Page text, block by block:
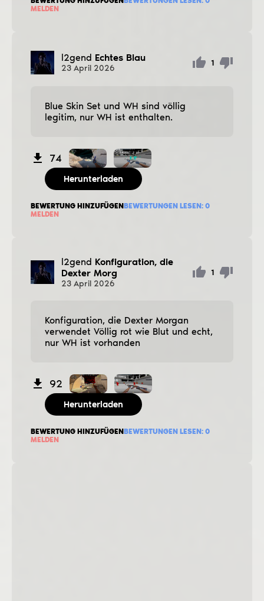
MELDEN
l2gend Echtes Blau
23 April 2026
1
Blue Skin Set und WH sind völlig
legitim, nur WH ist enthalten.
74
Herunterladen
BEWERTUNG HINZUFÜGENBEWERTUNGEN LESEN: 0
MELDEN
l2gend Konfiguration, die
Dexter Morg
23 April 2026
1
Konfiguration, die Dexter Morgan
verwendet Völlig rot wie Blut und echt,
nur WH ist vorhanden
92
Herunterladen
BEWERTUNG HINZUFÜGENBEWERTUNGEN LESEN: 0
MELDEN